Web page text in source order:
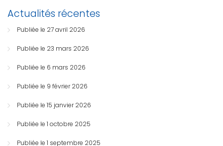
Actualités récentes
Publiée le 27 avril 2026
Publiée le 23 mars 2026
Publiée le 6 mars 2026
Publiée le 9 février 2026
Publiée le 15 janvier 2026
Publiée le 1 octobre 2025
Publiée le 1 septembre 2025